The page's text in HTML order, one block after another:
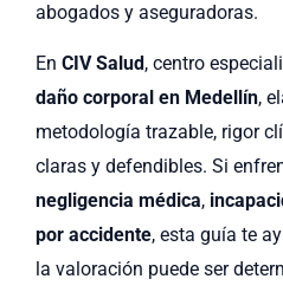
abogados y aseguradoras.
En CIV Salud, centro
daño corporal en Medellín,
metodología trazable, rigor
claras y defendibles. Si
negligencia médica,
por accidente, esta guía te
la valoración puede ser